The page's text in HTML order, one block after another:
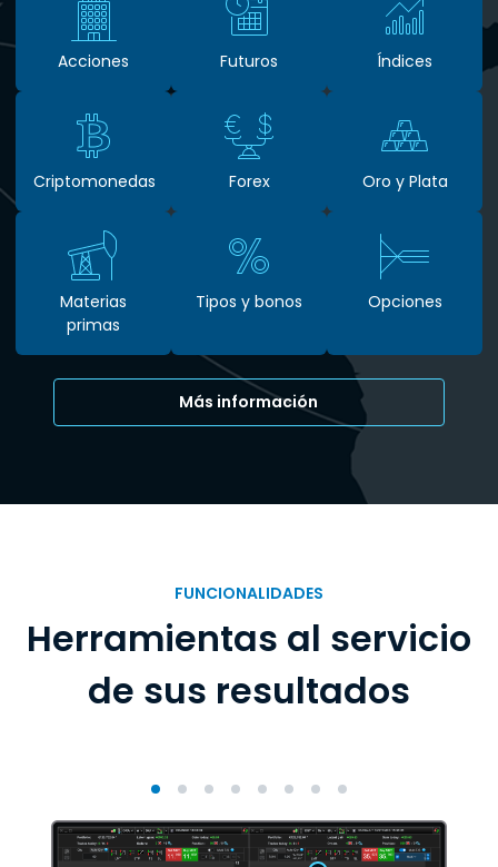
Acciones Futuros Índices
Criptomonedas Forex Oro y Plata
Materias
primas
Tipos y bonos Opciones
Más información
FUNCIONALIDADES
Herramientas al servicio
de sus resultados